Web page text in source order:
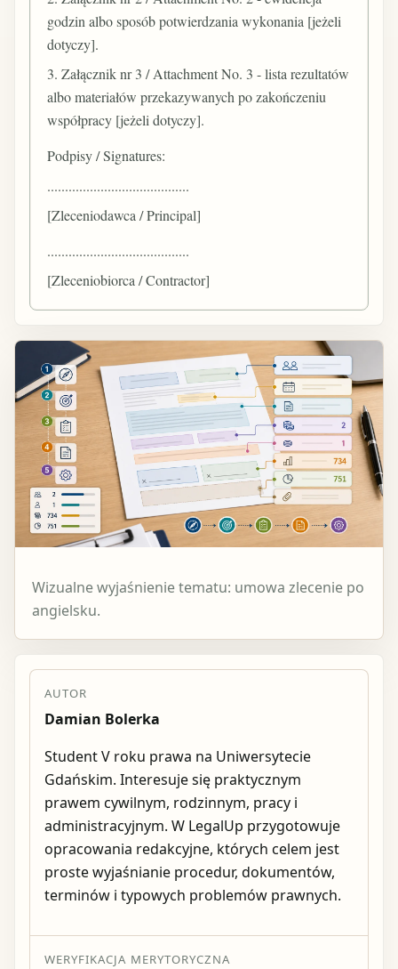
godzin albo sposób potwierdzania wykonania [jeżeli
dotyczy].
3. Załącznik nr 3 / Attachment No. 3 - lista rezultatów
albo materiałów przekazywanych po zakończeniu
współpracy [jeżeli dotyczy].
Podpisy / Signatures:
........................................
[Zleceniodawca / Principal]
........................................
[Zleceniobiorca / Contractor]
Wizualne wyjaśnienie tematu: umowa zlecenie po
angielsku.
AUTOR
Damian Bolerka
Student V roku prawa na Uniwersytecie
Gdańskim. Interesuje się praktycznym
prawem cywilnym, rodzinnym, pracy i
administracyjnym. W LegalUp przygotowuje
opracowania redakcyjne, których celem jest
proste wyjaśnianie procedur, dokumentów,
terminów i typowych problemów prawnych.
WERYFIKACJA MERYTORYCZNA